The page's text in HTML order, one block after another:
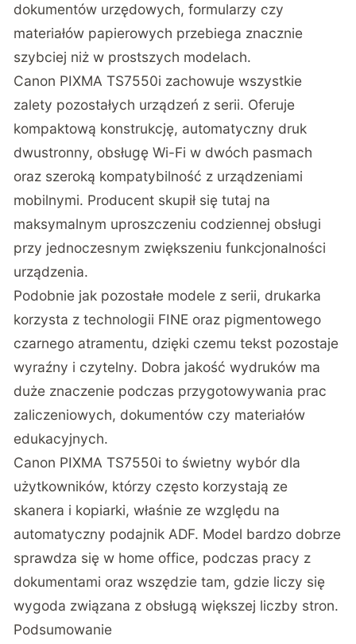
dokumentów urzędowych, formularzy czy
materiałów papierowych przebiega znacznie
szybciej niż w prostszych modelach.
Canon PIXMA TS7550i zachowuje wszystkie
zalety pozostałych urządzeń z serii. Oferuje
kompaktową konstrukcję, automatyczny druk
dwustronny, obsługę Wi-Fi w dwóch pasmach
oraz szeroką kompatybilność z urządzeniami
mobilnymi. Producent skupił się tutaj na
maksymalnym uproszczeniu codziennej obsługi
przy jednoczesnym zwiększeniu funkcjonalności
urządzenia.
Podobnie jak pozostałe modele z serii, drukarka
korzysta z technologii FINE oraz pigmentowego
czarnego atramentu, dzięki czemu tekst pozostaje
wyraźny i czytelny. Dobra jakość wydruków ma
duże znaczenie podczas przygotowywania prac
zaliczeniowych, dokumentów czy materiałów
edukacyjnych.
Canon PIXMA TS7550i to świetny wybór dla
użytkowników, którzy często korzystają ze
skanera i kopiarki, właśnie ze względu na
automatyczny podajnik ADF. Model bardzo dobrze
sprawdza się w home office, podczas pracy z
dokumentami oraz wszędzie tam, gdzie liczy się
wygoda związana z obsługą większej liczby stron.
Podsumowanie